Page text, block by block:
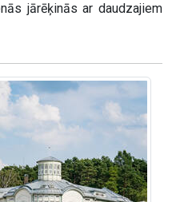
jārēķinās ar daudzajiem